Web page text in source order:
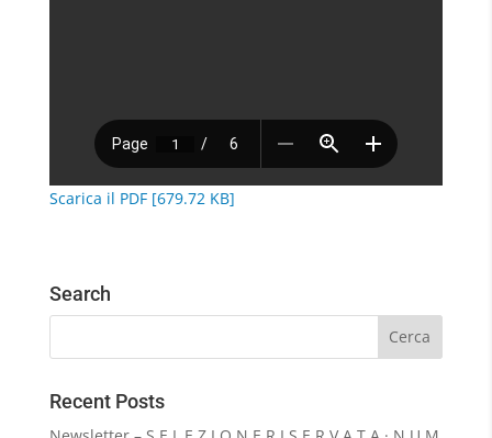
Scarica il PDF [679.72 KB]
Search
Recent Posts